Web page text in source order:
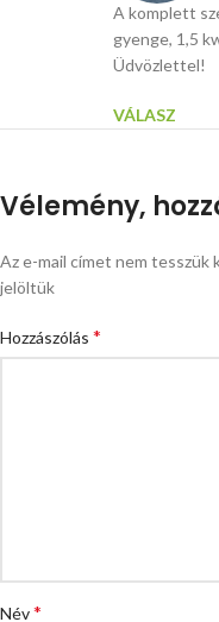
A komplett
gyenge, 1,5
Üdvözlettel!
VÁLASZ
Vélemény,
Az e-mail címet nem tesszük
jelöltük
Hozzászólás *
Név*